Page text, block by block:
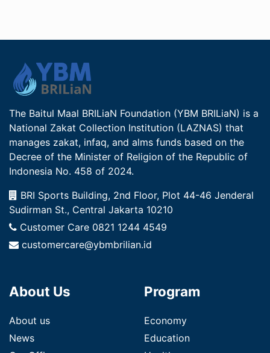
The Baitul Maal BRILiaN Foundation (YBM BRILiaN) is a
National Zakat Collection Institution (LAZNAS) that
manages zakat, infaq, and alms funds based on the
Decree of the Minister of Religion of the Republic of
Indonesia No. 458 of 2024.
BRI Sports Building, 2nd Floor, Plot 44-46 Jenderal
Sudirman St., Central Jakarta 10210
Customer Care 0821 1244 4549
customercare@ybmbrilian.id
About Us
About us
News
Program
Economy
Education